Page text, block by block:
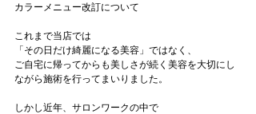
カラーメニュー改訂について
これまで当店では
「その日だけ綺麗になる美容」ではなく、
ご自宅に帰ってからも美しさが続く美容を大切にし
ながら施術を行ってまいりました。
しかし近年、サロンワークの中で